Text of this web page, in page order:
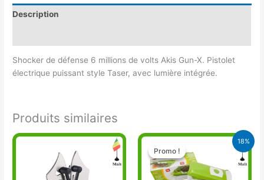
Description
Shocker de défense 6 millions de volts Akis Gun-X. Pistolet
électrique puissant style Taser, avec lumière intégrée.
Produits similaires
18%
Promo !
Promo !
Le
prix
initial
était :
17.000 CFA.
Le
14.000 CFA.